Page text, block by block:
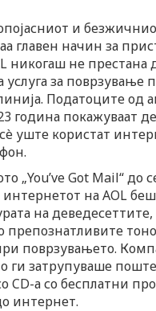
и
главен начин за
никогаш не престана
услуга за поврзување
Податоците од
година покажуваат
сè уште користат
„You’ve Got Mail“ до
интернетот на AOL
на деведесеттите,
препознатливите
поврзувањето.
ги затрупуваше
CD-а со бесплатни
интернет.